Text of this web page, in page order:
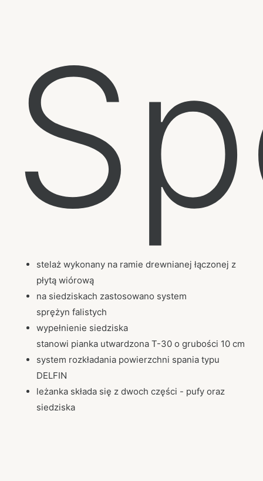
stelaż wykonany na ramie drewnianej łączonej z
płytą wiórową
na siedziskach zastosowano system
sprężyn falistych
wypełnienie siedziska
stanowi pianka utwardzona T-30 o grubości 10 cm
system rozkładania powierzchni spania typu
DELFIN
leżanka składa się z dwoch części - pufy oraz
siedziska